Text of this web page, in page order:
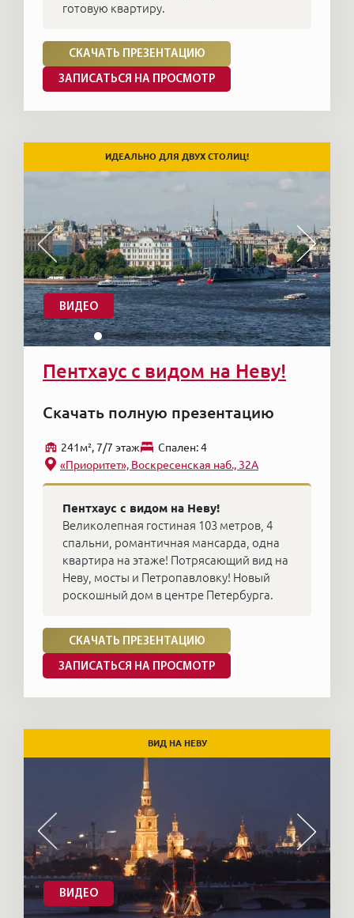
готовую квартиру.
СКАЧАТЬ ПРЕЗЕНТАЦИЮ
ЗАПИСАТЬСЯ НА ПРОСМОТР
ВИДЕО
ИДЕАЛЬНО ДЛЯ ДВУХ СТОЛИЦ!
Пентхаус с видом на Неву!
Скачать полную презентацию
241м², 7/7 этаж
Cпален: 4
«Приоритет», Воскресенская наб., 32А
Пентхаус с видом на Неву!
Великолепная гостиная 103 метров, 4
спальни, романтичная мансарда, одна
квартира на этаже! Потрясающий вид на
Неву, мосты и Петропавловку! Новый
роскошный дом в центре Петербурга.
СКАЧАТЬ ПРЕЗЕНТАЦИЮ
ЗАПИСАТЬСЯ НА ПРОСМОТР
ВИДЕО
ВИД НА НЕВУ